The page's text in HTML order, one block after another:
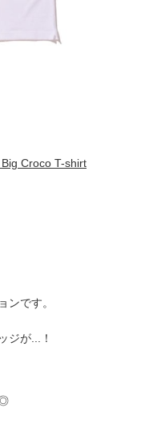
Big Croco T-shirt
ンです。
ジが...！
◎